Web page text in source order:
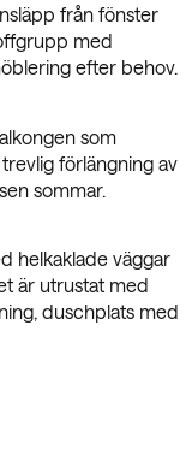
från fönster
med
efter behov.
som
förlängning av
sommar.
helkaklade väggar
är utrustat med
duschplats med